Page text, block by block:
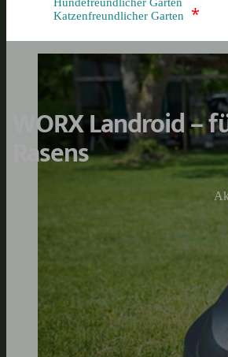
Katzenfreundlicher Garten
*
WORX Landroid
Rasens